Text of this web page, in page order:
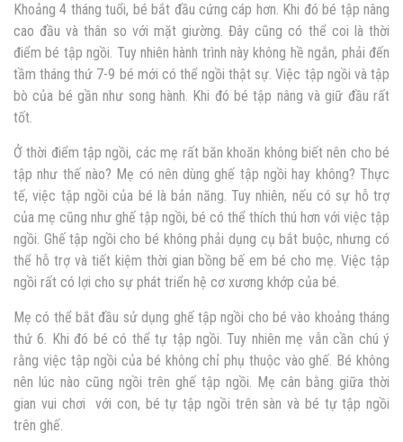
Khoảng 4 tháng tuổi, bé bắt đầu cứng cáp hơn. Khi đó bé tập nâng
cao đầu và thân so với mặt giường. Đây cũng có thể coi là thời
điểm bé tập ngồi. Tuy nhiên hành trình này không hề ngắn, phải đến
tầm tháng thứ 7-9 bé mới có thể ngồi thật sự. Việc tập ngồi và tập
bò của bé gần như song hành. Khi đó bé tập nâng và giữ đầu rất
tốt.
Ở thời điểm tập ngồi, các mẹ rất băn khoăn không biết nên cho bé
tập như thế nào? Mẹ có nên dùng ghế tập ngồi hay không? Thực
tế, việc tập ngồi của bé là bản năng. Tuy nhiên, nếu có sự hỗ trợ
của mẹ cũng như ghế tập ngồi, bé có thể thích thú hơn với việc tập
ngồi. Ghế tập ngồi cho bé không phải dụng cụ bắt buộc, nhưng có
thể hỗ trợ và tiết kiệm thời gian bồng bế em bé cho mẹ. Việc tập
ngồi rất có lợi cho sự phát triển hệ cơ xương khớp của bé.
Mẹ có thể bắt đầu sử dụng ghế tập ngồi cho bé vào khoảng tháng
thứ 6. Khi đó bé có thể tự tập ngồi. Tuy nhiên mẹ vẫn cần chú ý
rằng việc tập ngồi của bé không chỉ phụ thuộc vào ghế. Bé không
nên lúc nào cũng ngồi trên ghế tập ngồi. Mẹ cân bằng giữa thời
gian vui chơi với con, bé tự tập ngồi trên sàn và bé tự tập ngồi
trên ghế.